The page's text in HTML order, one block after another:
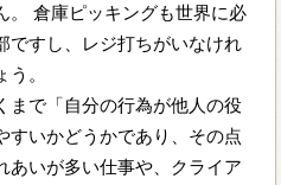
。 倉庫ピッキングも世界に必
ですし、レジ打ちがいなけれ
。
まで「自分の行為が他人の役
すいかどうかであり、その点
あいが多い仕事や、クライア